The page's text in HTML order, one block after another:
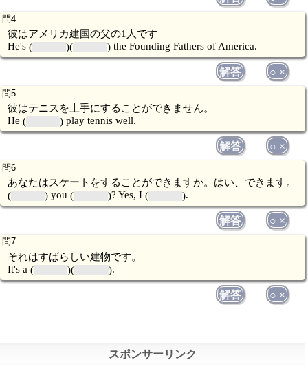
彼はアメリカ建国の父の1人です
He's
the Founding Fathers of America.
解答 ○ ×
彼はテニスを上手にすることができません。
He
play tennis well.
解答 ○ ×
あなたはスケートをすることができますか。はい、できます。
you
? Yes, I .
解答 ○ ×
それはすばらしい建物です。
It's a
.
解答 ○ ×